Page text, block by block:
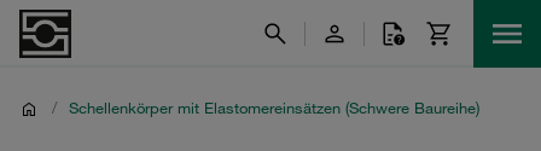
/ Schellenkörper mit Elastomereinsätzen (Schwere Baureihe)